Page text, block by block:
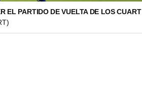
EL PARTIDO DE VUELTA DE LOS CUART